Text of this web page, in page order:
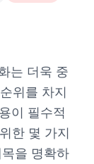
는 더욱 중
위를 차지
이 필수적
한 몇 가지
을 명확하